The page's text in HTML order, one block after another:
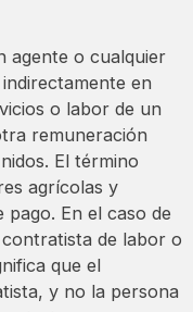
agente o cualquier
en
o labor de un
remuneración
El término
agrícolas y
En el caso de
de labor o
que el
y no la persona